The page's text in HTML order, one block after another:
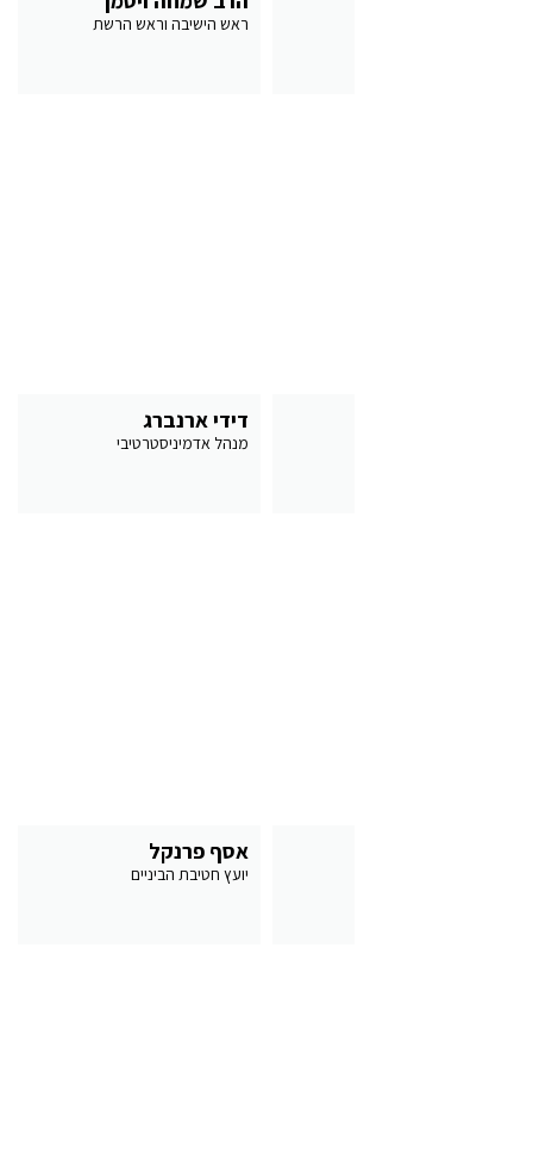
ראש הישיבה וראש הרשת
דידי ארנברג
מנהל אדמיניסטרטיבי
אסף פרנקל
יועץ חטיבת הביניים